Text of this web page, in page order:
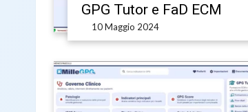
GPG Tutor e FaD ECM
10 Maggio 2024